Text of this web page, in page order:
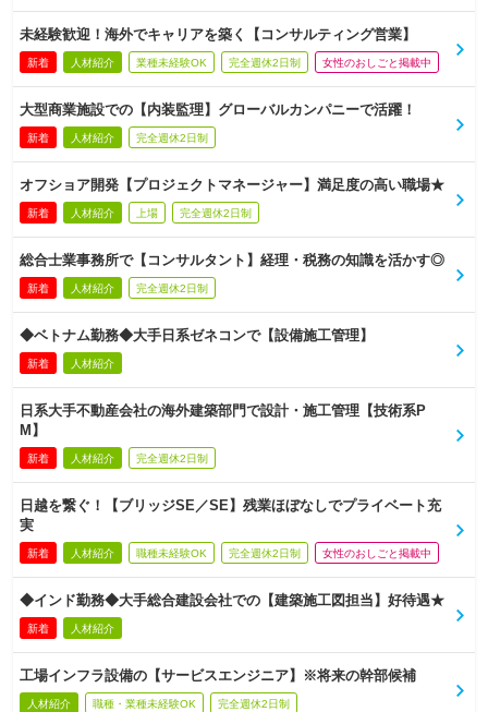
未経験歓迎！海外でキャリアを築く【コンサルティング営業】
新着 人材紹介 業種未経験OK 完全週休2日制 女性のおしごと掲載中
大型商業施設での【内装監理】グローバルカンパニーで活躍！
新着 人材紹介 完全週休2日制
オフショア開発【プロジェクトマネージャー】満足度の高い職場★
新着 人材紹介 上場 完全週休2日制
総合士業事務所で【コンサルタント】経理・税務の知識を活かす◎
新着 人材紹介 完全週休2日制
◆ベトナム勤務◆大手日系ゼネコンで【設備施工管理】
新着 人材紹介
日系大手不動産会社の海外建築部門で設計・施工管理【技術系P
M】
新着 人材紹介 完全週休2日制
日越を繋ぐ！【ブリッジSE／SE】残業ほぼなしでプライベート充
実
新着 人材紹介 職種未経験OK 完全週休2日制 女性のおしごと掲載中
◆インド勤務◆大手総合建設会社での【建築施工図担当】好待遇★
新着 人材紹介
工場インフラ設備の【サービスエンジニア】※将来の幹部候補
人材紹介 職種・業種未経験OK 完全週休2日制